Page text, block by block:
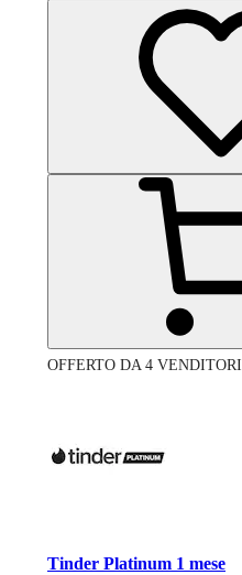
OFFERTO DA 4 VENDITORI
Tinder Platinum 1 mese